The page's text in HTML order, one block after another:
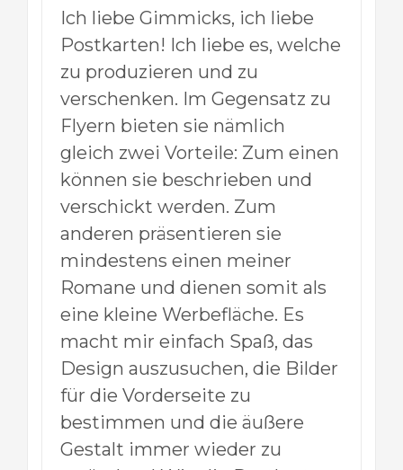
Ich liebe Gimmicks, ich liebe
Postkarten! Ich liebe es, welche
zu produzieren und zu
verschenken. Im Gegensatz zu
Flyern bieten sie nämlich
gleich zwei Vorteile: Zum einen
können sie beschrieben und
verschickt werden. Zum
anderen präsentieren sie
mindestens einen meiner
Romane und dienen somit als
eine kleine Werbefläche. Es
macht mir einfach Spaß, das
Design auszusuchen, die Bilder
für die Vorderseite zu
bestimmen und die äußere
Gestalt immer wieder zu